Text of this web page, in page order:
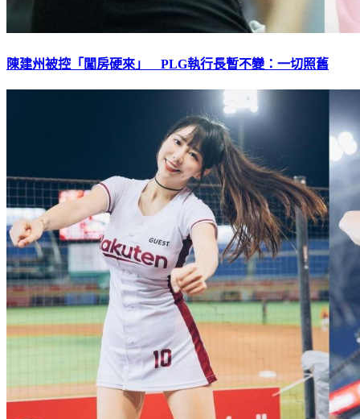
陳建州被控「闖房硬來」 PLG執行長暫不變：一切照舊